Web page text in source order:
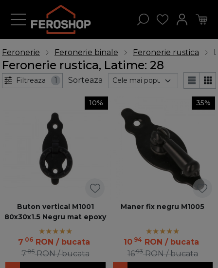
Feronerie Feronerie binale Feronerie rustica
Feronerie rustica, Latime: 28
Filtreaza 1 Sorteaza
10%
Buton vertical M1001
80x30x1.5 Negru mat epoxy
7 06 RON / bucata
785 RON / bucata
35%
Maner fix negru M1005
10 94 RON / bucata
1693 RON / bucata